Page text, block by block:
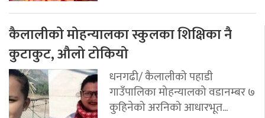
कैलालीको मोहन्यालका स्कुलका शिक्षिका नै
कुटाकुट, औलो टोकियो
धनगढी/ कैलालीको पहाडी
गाउँपालिका मोहन्यालको वडानम्बर ७
कुहिनेको अरनिको आधारभूत...